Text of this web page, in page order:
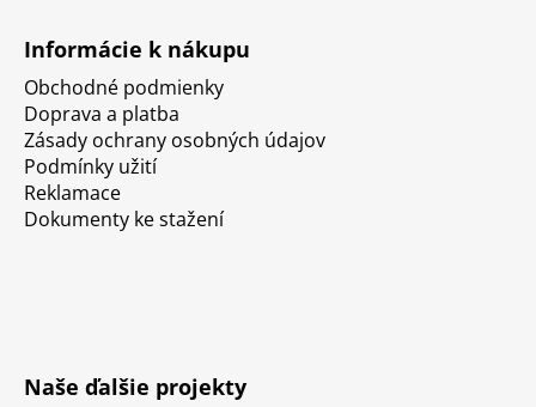
Informácie k nákupu
Obchodné podmienky
Doprava a platba
Zásady ochrany osobných údajov
Podmínky užití
Reklamace
Dokumenty ke stažení
Naše ďalšie projekty